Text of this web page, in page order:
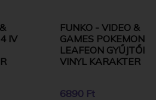
IV
FUNKO - VIDEO &
GAMES POKEMON
LEAFEON GYŰJTŐI
VINYL KARAKTER
6890 Ft